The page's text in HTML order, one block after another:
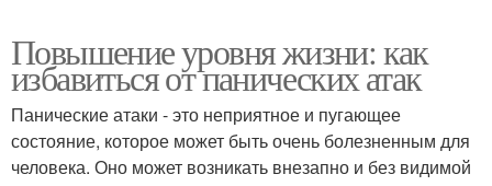
Повышение уровня жизни: как
избавиться от панических атак
Панические атаки - это неприятное и пугающее
состояние, которое может быть очень болезненным для
человека. Оно может возникать внезапно и без видимой